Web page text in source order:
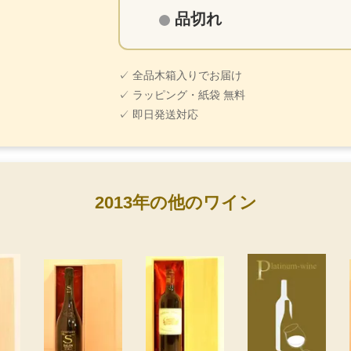
品切れ
✓ 全品木箱入りでお届け
✓ ラッピング・紙袋 無料
✓ 即日発送対応
2013年の他のワイン